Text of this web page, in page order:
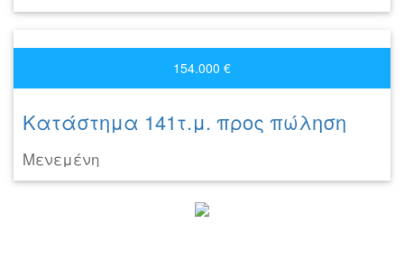
154.000 €
Κατάστημα 141τ.μ. προς πώληση
Μενεμένη